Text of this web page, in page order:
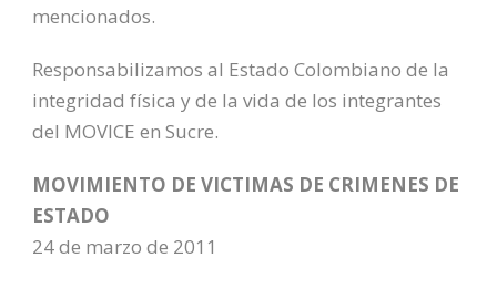
mencionados.
Responsabilizamos al Estado Colombiano de la
integridad física y de la vida de los integrantes
del MOVICE en Sucre.
MOVIMIENTO DE VICTIMAS DE CRIMENES DE
ESTADO
24 de marzo de 2011